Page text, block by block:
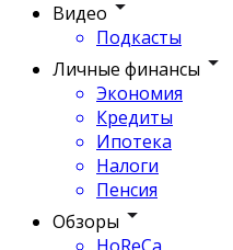
Видео
Подкасты
Личные финансы
Экономия
Кредиты
Ипотека
Налоги
Пенсия
Обзоры